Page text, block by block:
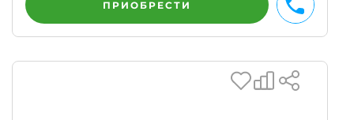
ПРИОБРЕСТИ